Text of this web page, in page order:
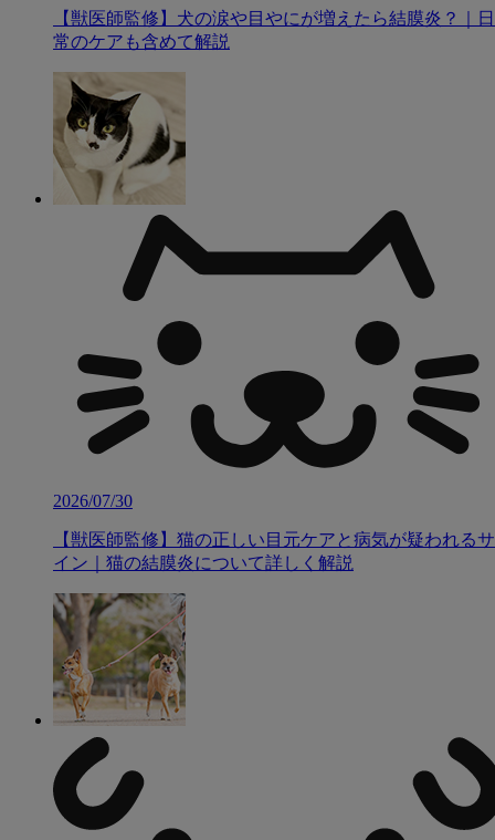
【獣医師監修】犬の涙や目やにが増えたら結膜炎？｜日
常のケアも含めて解説
2026/07/30
【獣医師監修】猫の正しい目元ケアと病気が疑われるサ
イン｜猫の結膜炎について詳しく解説